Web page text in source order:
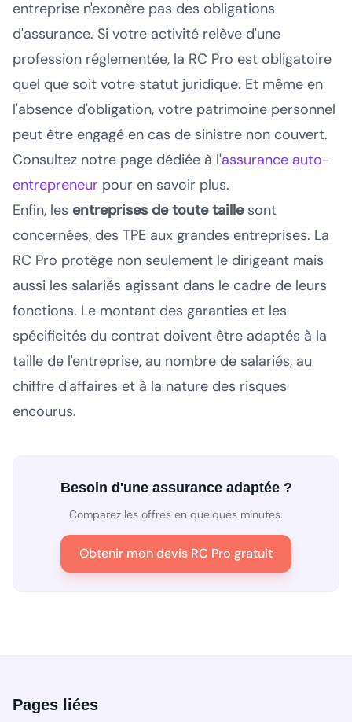
entreprise n'exonère pas des obligations
d'assurance. Si votre activité relève d'une
profession réglementée, la RC Pro est obligatoire
quel que soit votre statut juridique. Et même en
l'absence d'obligation, votre patrimoine personnel
peut être engagé en cas de sinistre non couvert.
Consultez notre page dédiée à l'assurance auto-
entrepreneur pour en savoir plus.
Enfin, les entreprises de toute taillesont
concernées, des TPE aux grandes entreprises. La
RC Pro protège non seulement le dirigeant mais
aussi les salariés agissant dans le cadre de leurs
fonctions. Le montant des garanties et les
spécificités du contrat doivent être adaptés à la
taille de l'entreprise, au nombre de salariés, au
chiffre d'affaires et à la nature des risques
encourus.
Besoin d'une assurance adaptée ?
Comparez les offres en quelques minutes.
Obtenir mon devis RC Pro gratuit
Pages liées